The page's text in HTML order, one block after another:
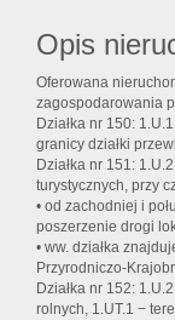
Opis
Oferowana
zagospodarowania
Działka nr 150:
granicy działki
Działka nr 151:
turystycznych, przy
• od zachodniej i
poszerzenie drogi
• ww. działka
Przyrodniczo-
Działka nr 152:
rolnych, 1.UT.1 −